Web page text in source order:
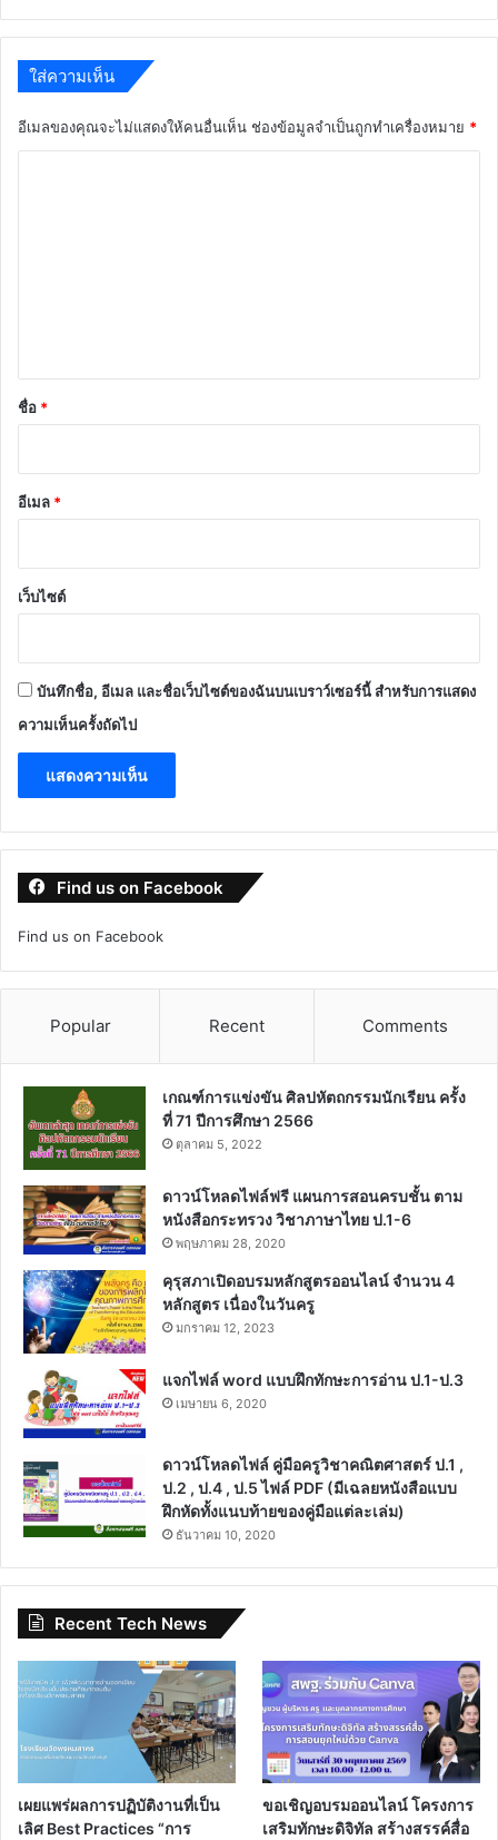
ใส่ความเห็น
อีเมลของคุณจะไม่แสดงให้คนอื่นเห็น ช่องข้อมูลจำเป็นถูกทำเครื่องหมาย *
*
ชื่อ *
อีเมล *
เว็บไซต์
บันทึกชื่อ, อีเมล และชื่อเว็บไซต์ของฉันบนเบราว์เซอร์นี้ สำหรับการแสดง
ความเห็นครั้งถัดไป
Find us on Facebook
Find us on Facebook
Popular Recent Comments
เกณฑ์การแข่งขัน ศิลปหัตถกรรมนักเรียน ครั้ง
ที่ 71 ปีการศึกษา 2566
ตุลาคม 5, 2022
ดาวน์โหลดไฟล์ฟรี แผนการสอนครบชั้น ตาม
หนังสือกระทรวง วิชาภาษาไทย ป.1-6
พฤษภาคม 28, 2020
คุรุสภาเปิดอบรมหลักสูตรออนไลน์ จำนวน 4
หลักสูตร เนื่องในวันครู
มกราคม 12, 2023
แจกไฟล์ word แบบฝึกทักษะการอ่าน ป.1-ป.3
เมษายน 6, 2020
ดาวน์โหลดไฟล์ คู่มือครูวิชาคณิตศาสตร์ ป.1 ,
ป.2 , ป.4 , ป.5 ไฟล์ PDF (มีเฉลยหนังสือแบบ
ฝึกหัดทั้งแนบท้ายของคู่มือแต่ละเล่ม)
ธันวาคม 10, 2020
Recent Tech News
เผยแพร่ผลการปฏิบัติงานที่เป็น
เลิศ Best Practices “การ
ขอเชิญอบรมออนไลน์ โครงการ
เสริมทักษะดิจิทัล สร้างสรรค์สื่อ